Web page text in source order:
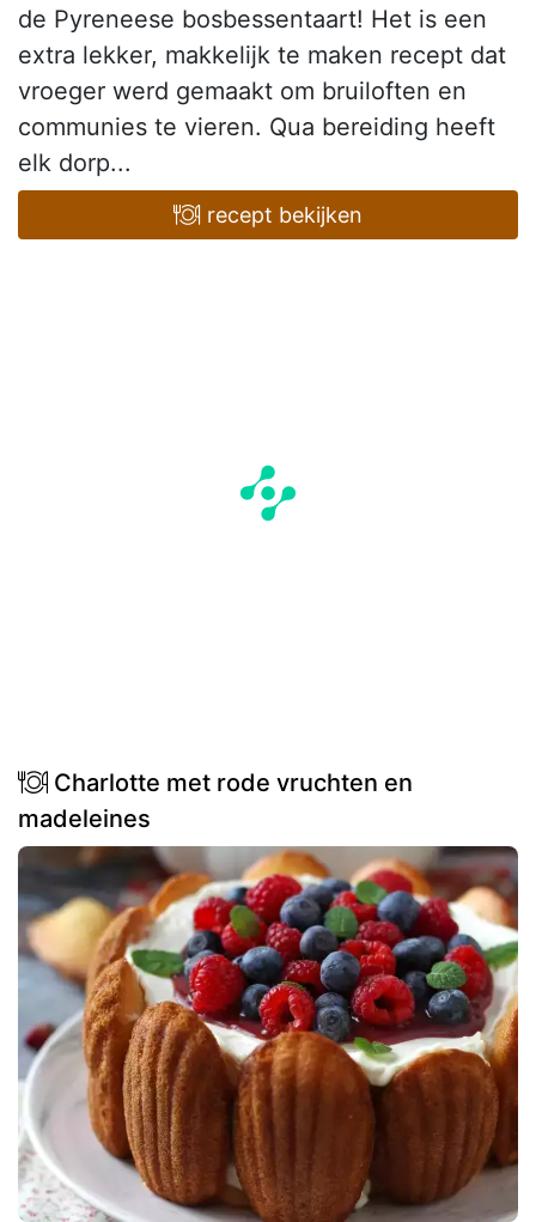
de Pyreneese bosbessentaart! Het is een
extra lekker, makkelijk te maken recept dat
vroeger werd gemaakt om bruiloften en
communies te vieren. Qua bereiding heeft
elk dorp...
recept bekijken
Charlotte met rode vruchten en
madeleines